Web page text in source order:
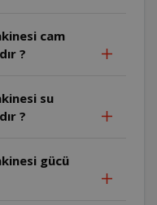
cam
?
su
?
gücü